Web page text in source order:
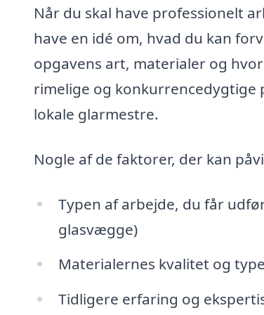
Når du skal have professionelt
have en idé om, hvad du kan
opgavens art, materialer og
rimelige og konkurrencedygtige
lokale glarmestre.
Nogle af de faktorer, der kan
Typen af arbejde, du får
glasvægge)
Materialernes kvalitet og
Tidligere erfaring og